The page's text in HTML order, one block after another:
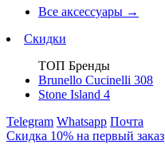
Все аксессуары →
Скидки
ТОП Бренды
Brunello Cucinelli 308
Stone Island 4
Telegram Whatsapp Почта
Скидка 10% на первый заказ